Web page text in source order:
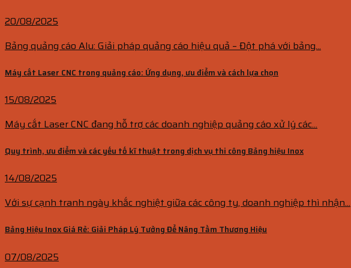
20/08/2025
Bảng quảng cáo Alu: Giải pháp quảng cáo hiệu quả – Đột phá với bảng...
Máy cắt Laser CNC trong quảng cáo: Ứng dụng, ưu điểm và cách lựa chọn
15/08/2025
Máy cắt Laser CNC đang hỗ trợ các doanh nghiệp quảng cáo xử lý các...
Quy trình, ưu điểm và các yếu tố kĩ thuật trong dịch vụ thi công Bảng hiệu Inox
14/08/2025
Với sự cạnh tranh ngày khắc nghiệt giữa các công ty, doanh nghiệp thì nhận...
Bảng Hiệu Inox Giá Rẻ: Giải Pháp Lý Tưởng Để Nâng Tầm Thương Hiệu
07/08/2025